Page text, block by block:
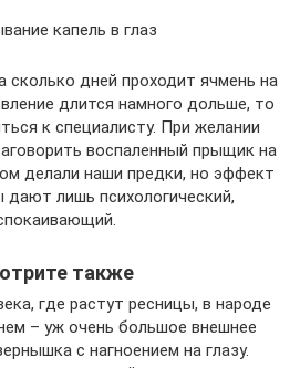
капель в глаз
сколько дней проходит ячмень на
длится намного дольше, то
к специалисту. При желании
воспаленный прыщик на
делали наши предки, но эффект
дают лишь психологический,
также
где растут ресницы, в народе
– уж очень большое внешнее
с нагноением на глазу.